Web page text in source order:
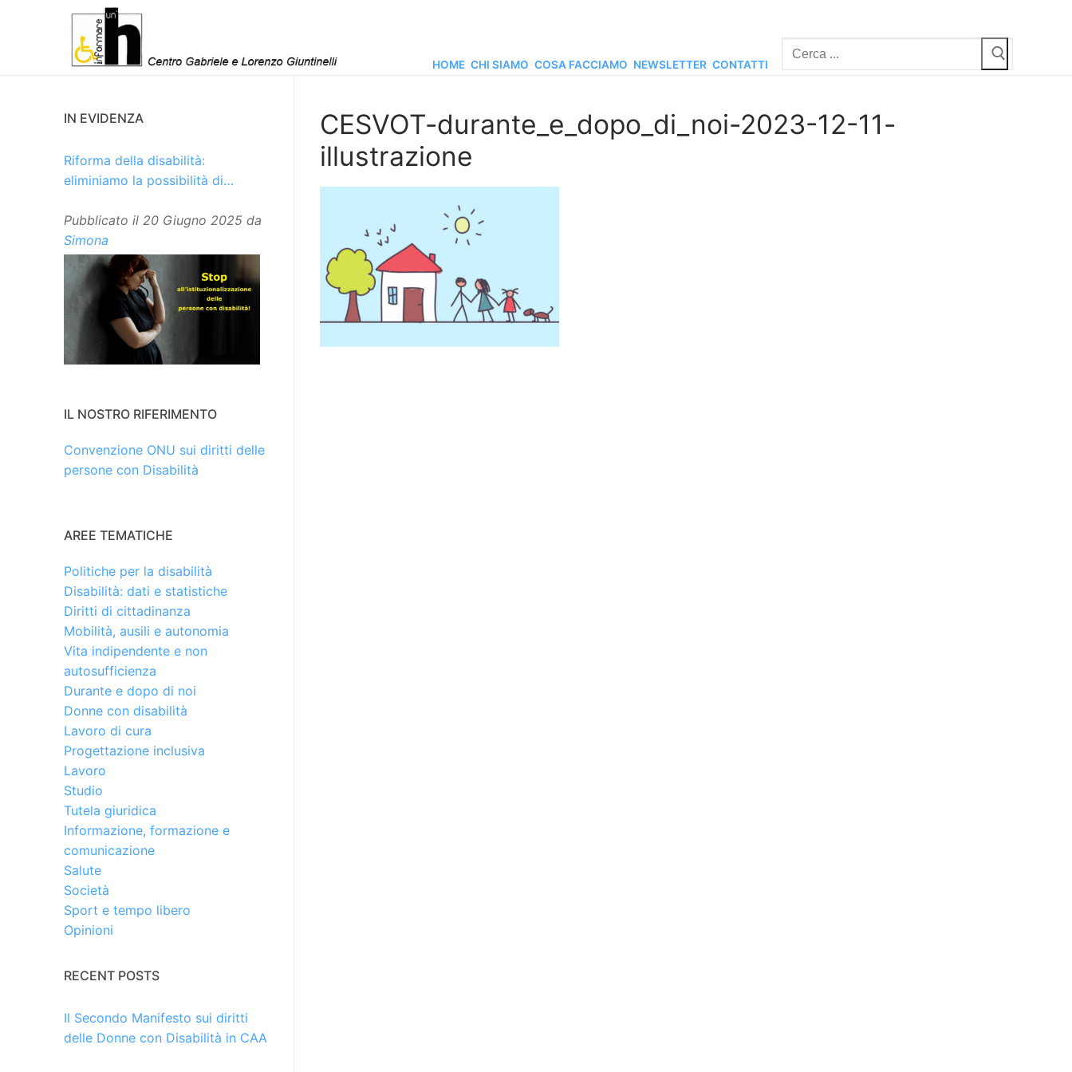
HOME CHI SIAMO COSA FACCIAMO NEWSLETTER CONTATTI
Cerca:
CESVOT-durante_e_dopo_di_noi-2023-12-11-
illustrazione
IN EVIDENZA
Riforma della disabilità:
eliminiamo la possibilità di
Pubblicato il 20 Giugno 2025 da
Simona
IL NOSTRO RIFERIMENTO
Convenzione ONU sui diritti delle
persone con Disabilità
AREE TEMATICHE
Politiche per la disabilità
Disabilità: dati e statistiche
Diritti di cittadinanza
Mobilità, ausili e autonomia
Vita indipendente e non
autosufficienza
Durante e dopo di noi
Donne con disabilità
Lavoro di cura
Progettazione inclusiva
Lavoro
Studio
Tutela giuridica
Informazione, formazione e
comunicazione
Salute
Società
Sport e tempo libero
Opinioni
RECENT POSTS
Il Secondo Manifesto sui diritti
delle Donne con Disabilità in CAA